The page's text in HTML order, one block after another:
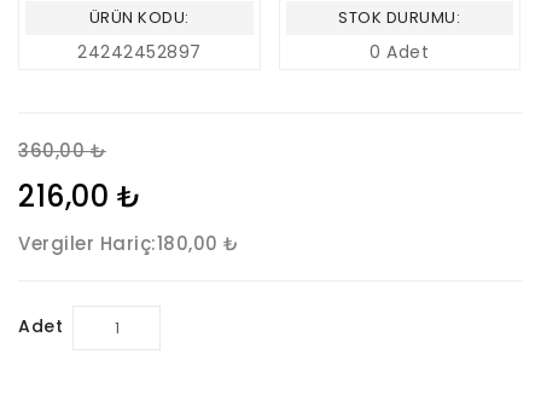
ÜRÜN KODU:
24242452897
STOK DURUMU:
0 Adet
360,00 ₺
216,00 ₺
Vergiler Hariç:180,00 ₺
Adet